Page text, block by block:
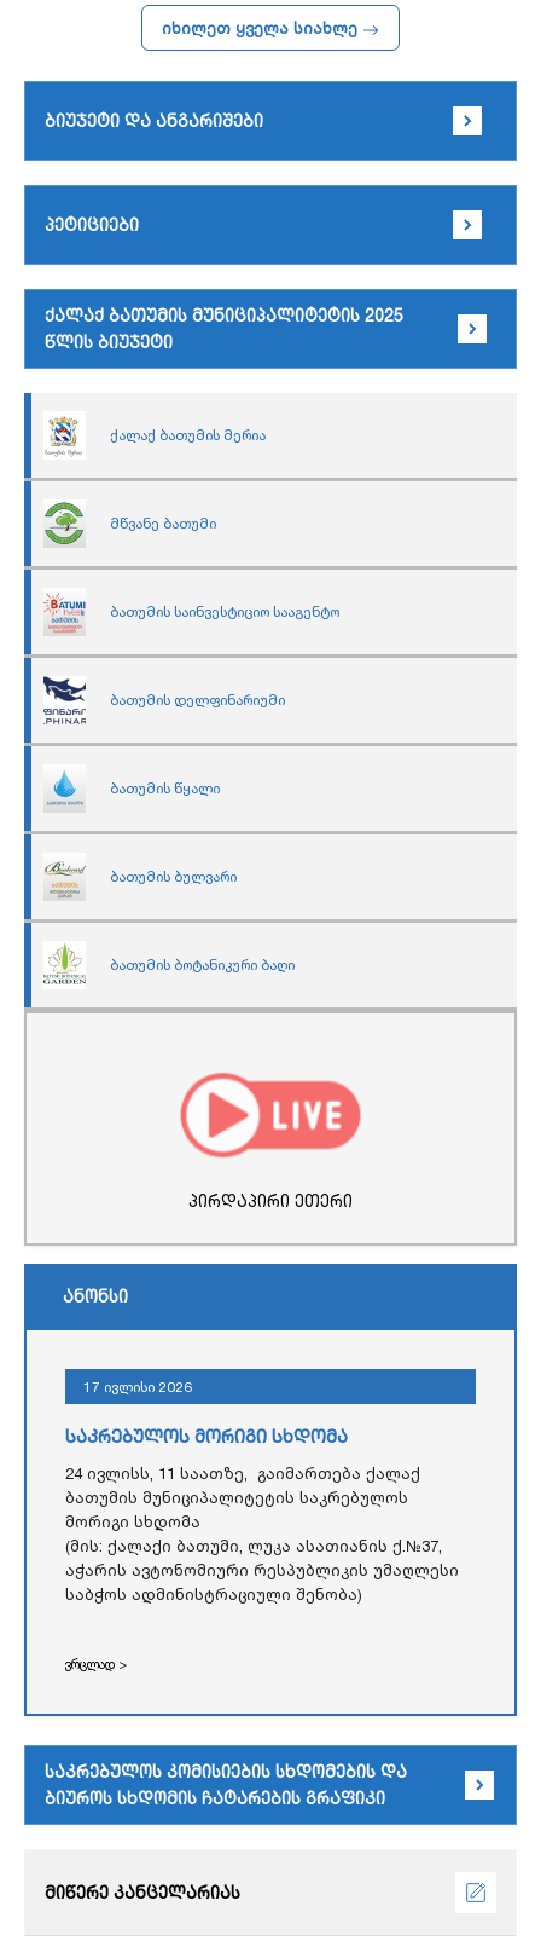
ბიუჯეტი და ანგარიშები
პეტიციები
ქალაქ ბათუმის მუნიციპალიტეტის 2025
წლის ბიუჯეტი
ქალაქ ბათუმის მერია
მწვანე ბათუმი
ბათუმის საინვესტიციო სააგენტო
ბათუმის დელფინარიუმი
ბათუმის წყალი
ბათუმის ბულვარი
ბათუმის ბოტანიკური ბაღი
იხილეთ ყველა სიახლე
პირდაპირი ეთერი
ანონსი
17 ივლისი 2026
საკრებულოს მორიგი სხდომა
24 ივლისს, 11 საათზე, გაიმართება ქალაქ
ბათუმის მუნიციპალიტეტის საკრებულოს
მორიგი სხდომა
(მის: ქალაქი ბათუმი, ლუკა ასათიანის ქ.№37,
აჭარის ავტონომიური რესპუბლიკის უმაღლესი
საბჭოს ადმინისტრაციული შენობა)
ვრცლად >
საკრებულოს კომისიების სხდომების და
ბიუროს სხდომის ჩატარების გრაფიკი
მიწერე კანცელარიას